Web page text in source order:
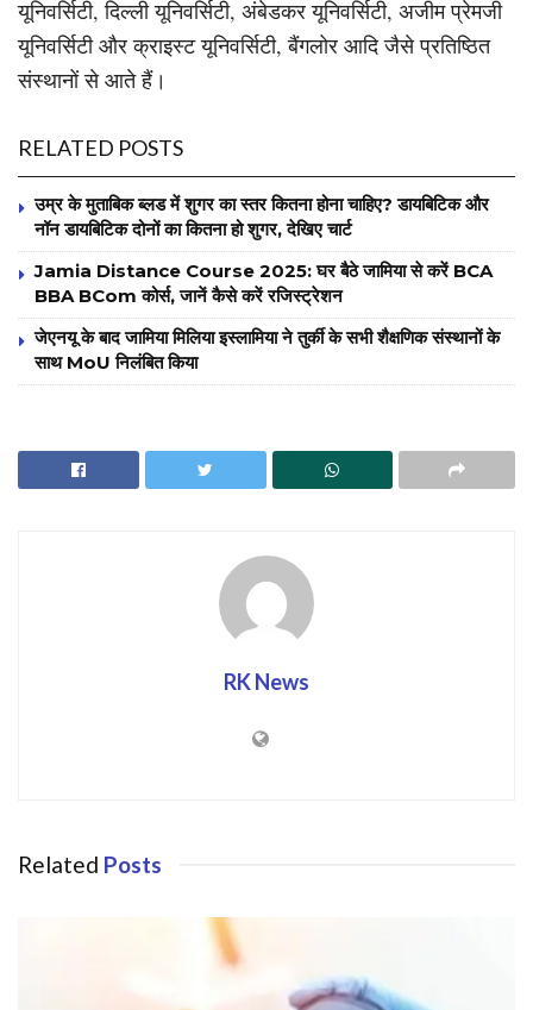
यूनिवर्सिटी, दिल्ली यूनिवर्सिटी, अंबेडकर यूनिवर्सिटी, अजीम प्रेमजी
यूनिवर्सिटी और क्राइस्ट यूनिवर्सिटी, बैंगलोर आदि जैसे प्रतिष्ठित
संस्थानों से आते हैं।
RELATED POSTS
उम्र के मुताबिक ब्लड में शुगर का स्तर कितना होना चाहिए? डायबिटिक और
नॉन डायबिटिक दोनों का कितना हो शुगर, देखिए चार्ट
Jamia Distance Course 2025: घर बैठे जामिया से करें BCA
BBA BCom कोर्स, जानें कैसे करें रजिस्ट्रेशन
जेएनयू के बाद जामिया मिलिया इस्लामिया ने तुर्की के सभी शैक्षणिक संस्थानों के
साथ MoU निलंबित किया
RK News
Related Posts